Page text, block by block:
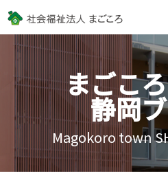
まごこ
静岡
Magokoro town